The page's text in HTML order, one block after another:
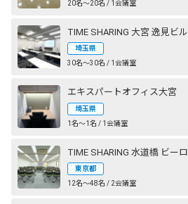
20名〜20名 / 1会議室
TIME SHARING 大宮 逸見ビル
埼玉県
30名〜30名 / 1会議室
エキスパートオフィス大宮
埼玉県
1名〜1名 / 1会議室
東京都
12名〜48名 / 2会議室